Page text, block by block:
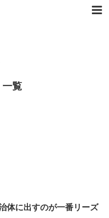
一覧
体に出すのが一番リーズ